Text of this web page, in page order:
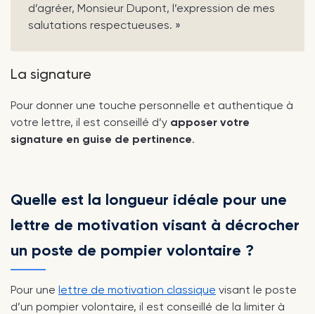
d’agréer, Monsieur Dupont, l’expression de mes
salutations respectueuses. »
La signature
Pour donner une touche personnelle et authentique à
votre lettre, il est conseillé d’y apposer votre
signature en guise de pertinence.
Quelle est la longueur idéale pour une
lettre de motivation visant à décrocher
un poste de pompier volontaire ?
Pour une lettre de motivation classique visant le poste
d’un pompier volontaire, il est conseillé de la limiter à